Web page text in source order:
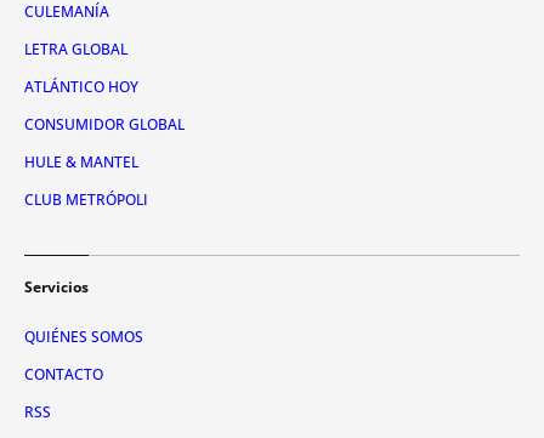
CULEMANÍA
LETRA GLOBAL
ATLÁNTICO HOY
CONSUMIDOR GLOBAL
HULE & MANTEL
CLUB METRÓPOLI
Servicios
QUIÉNES SOMOS
CONTACTO
RSS